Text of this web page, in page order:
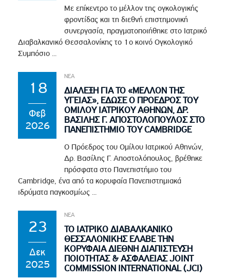
Με επίκεντρο το μέλλον της ογκολογικής
φροντίδας και τη διεθνή επιστημονική
συνεργασία, πραγματοποιήθηκε στο Ιατρικό
Διαβαλκανικό Θεσσαλονίκης το 1ο κοινό Ογκολογικό
Συμπόσιο ...
18
Φεβ
2026
ΝΕΑ
ΔΙΑΛΕΞΗ ΓΙΑ ΤΟ «ΜΕΛΛΟΝ ΤΗΣ
ΥΓΕΙΑΣ», ΕΔΩΣΕ Ο ΠΡΟΕΔΡΟΣ ΤΟΥ
ΟΜΙΛΟΥ ΙΑΤΡΙΚΟΥ ΑΘΗΝΩΝ, ΔΡ.
ΒΑΣΙΛΗΣ Γ. ΑΠΟΣΤΟΛΟΠΟΥΛΟΣ ΣΤΟ
ΠΑΝΕΠΙΣΤΗΜΙΟ ΤΟΥ CAMBRIDGE
Ο Πρόεδρος του Ομίλου Ιατρικού Αθηνών,
Δρ. Βασίλης Γ. Αποστολόπουλος, βρέθηκε
πρόσφατα στο Πανεπιστήμιο του
Cambridge, ένα από τα κορυφαία Πανεπιστημιακά
ιδρύματα παγκοσμίως ...
23
Δεκ
2025
ΝΕΑ
ΤΟ ΙΑΤΡΙΚΟ ΔΙΑΒΑΛΚΑΝΙΚΟ
ΘΕΣΣΑΛΟΝΙΚΗΣ ΕΛΑΒΕ ΤΗΝ
ΚΟΡΥΦΑΙΑ ΔΙΕΘΝΗ ΔΙΑΠΙΣΤΕΥΣΗ
ΠΟΙΟΤΗΤΑΣ & ΑΣΦΑΛΕΙΑΣ JOINT
COMMISSION INTERNATIONAL (JCI)